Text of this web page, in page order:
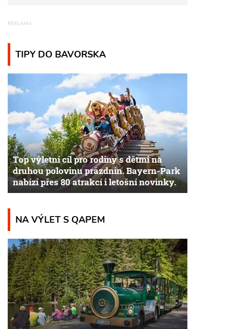
TIPY DO BAVORSKA
Top výletní cíl pro rodiny s dětmi na
druhou polovinu prázdnin. Bayern-Park
nabízí přes 80 atrakcí i letošní novinky.
NA VÝLET S QAPEM